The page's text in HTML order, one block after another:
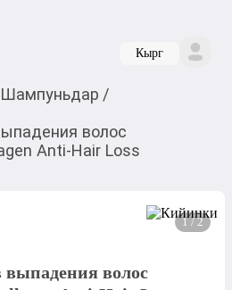
Кырг
Шампуньдар /
волос
Anti-Hair Loss
1 / 2
волос